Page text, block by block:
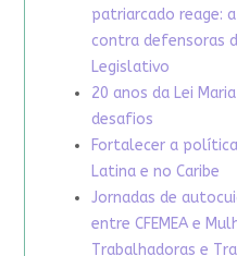
patriarcado reage:
contra defensoras
Legislativo
20 anos da Lei
desafios
Fortalecer a
Latina e no Caribe
Jornadas de
entre CFEMEA e
Trabalhadoras e